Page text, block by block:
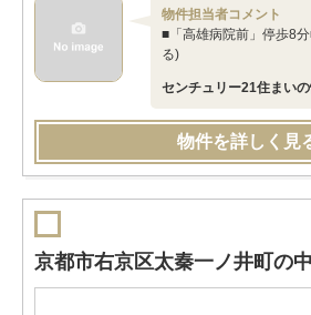
物件担当者コメント
■「高雄病院前」停歩8
る)
センチュリー21住まい
物件を詳しく見
京都市右京区太秦一ノ井町の